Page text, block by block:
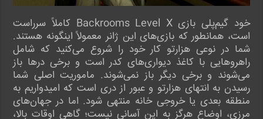
خود گیم‌پلی بازی Backrooms Level X کاملاً سرراست
است، همانطور که بازی‌های این ژانر معمولاً اینگونه هستند.
شما در نوعی هزارتو کار خود را شروع می‌کنید که شامل
راهروهایی با کاغذ دیواری‌های کدر است و برخی درها باز
می‌شوند و برخی دیگر باز نمی‌شوند. ماموریت اصلی شما
رسیدن به انتهای هزارتو و عبور از دری است که امیدواریم به
منطقه بعدی یا خروجی خانه منتهی شود. اما در جهان‌های
مرزی، اوضاع هرگز به این آسانی نیست؛ گاهی اوقات بالا،